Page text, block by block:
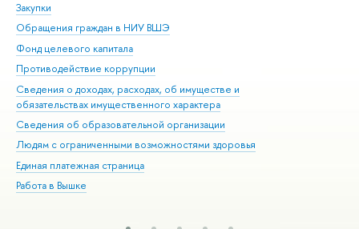
Закупки
Обращения граждан в НИУ ВШЭ
Фонд целевого капитала
Противодействие коррупции
Сведения о доходах, расходах, об имуществе и
обязательствах имущественного характера
Сведения об образовательной организации
Людям с ограниченными возможностями здоровья
Единая платежная страница
Работа в Вышке